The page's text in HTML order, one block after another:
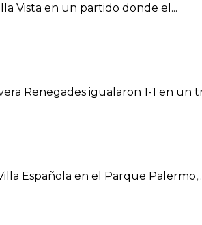
Vista en un partido donde el...
Renegades igualaron 1-1 en un
Española en el Parque